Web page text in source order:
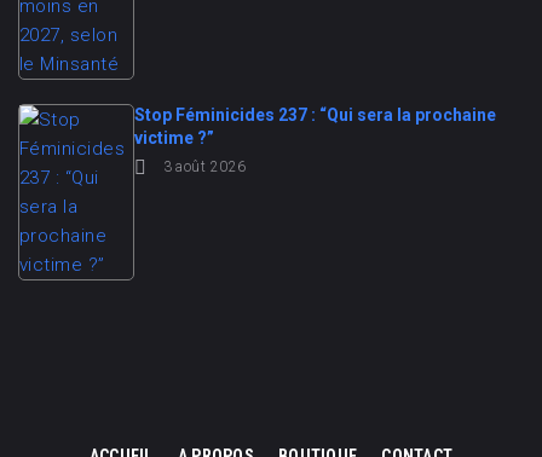
Stop Féminicides 237 : “Qui sera la prochaine
victime ?”
3 août 2026